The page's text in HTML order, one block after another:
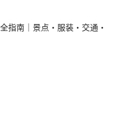
全指南｜景点·服装·交通·